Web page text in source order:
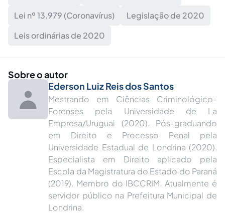
Lei nº 13.979 (Coronavírus)
Legislação de 2020
Leis ordinárias de 2020
Sobre o autor
Ederson Luiz Reis dos Santos
Mestrando em Ciências Criminológico-
Forenses pela Universidade de La
Empresa/Uruguai (2020). Pós-graduando
em Direito e Processo Penal pela
Universidade Estadual de Londrina (2020).
Especialista em Direito aplicado pela
Escola da Magistratura do Estado do Paraná
(2019). Membro do IBCCRIM. Atualmente é
servidor público na Prefeitura Municipal de
Londrina.